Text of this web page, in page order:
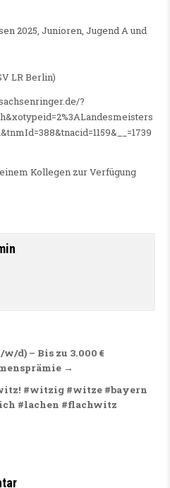
2025, Junioren, Jugend A und
LR Berlin)
?
Kollegen zur Verfügung
d) – Bis zu 3.000 €
→
#witzig #witze #bayern
#lachen #flachwitz